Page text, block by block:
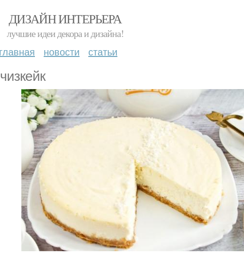
ДИЗАЙН ИНТЕРЬЕРА
лучшие идеи декора и дизайна!
главная новости статьи